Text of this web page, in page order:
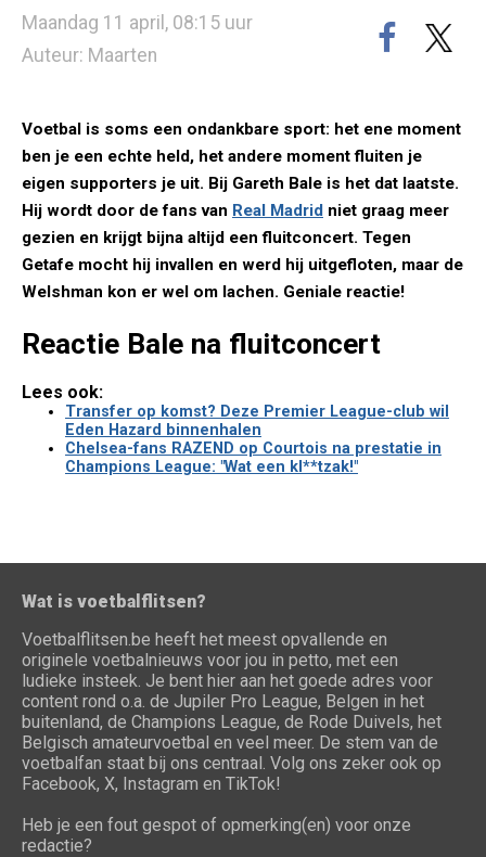
Maandag 11 april, 08:15 uur
Auteur: Maarten
Voetbal is soms een ondankbare sport: het ene moment
ben je een echte held, het andere moment fluiten je
eigen supporters je uit. Bij Gareth Bale is het dat laatste.
Hij wordt door de fans van Real Madrid niet graag meer
gezien en krijgt bijna altijd een fluitconcert. Tegen
Getafe mocht hij invallen en werd hij uitgefloten, maar de
Welshman kon er wel om lachen. Geniale reactie!
Reactie Bale na fluitconcert
Lees ook:
Transfer op komst? Deze Premier League-club wil
Eden Hazard binnenhalen
Chelsea-fans RAZEND op Courtois na prestatie in
Champions League: "Wat een kl**tzak!"
Wat is voetbalflitsen?
Voetbalflitsen.be heeft het meest opvallende en
originele voetbalnieuws voor jou in petto, met een
ludieke insteek. Je bent hier aan het goede adres voor
content rond o.a. de Jupiler Pro League, Belgen in het
buitenland, de Champions League, de Rode Duivels, het
Belgisch amateurvoetbal en veel meer. De stem van de
voetbalfan staat bij ons centraal. Volg ons zeker ook op
Facebook, X, Instagram en TikTok!
Heb je een fout gespot of opmerking(en) voor onze
redactie?